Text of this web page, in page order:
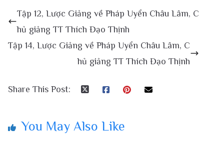
Tập 12, Lược Giảng về Pháp Uyển Châu Lâm, C
hủ giảng TT Thích Đạo Thịnh
Tập 14, Lược Giảng về Pháp Uyển Châu Lâm, C
hủ giảng TT Thích Đạo Thịnh
Share This Post:
You May Also Like